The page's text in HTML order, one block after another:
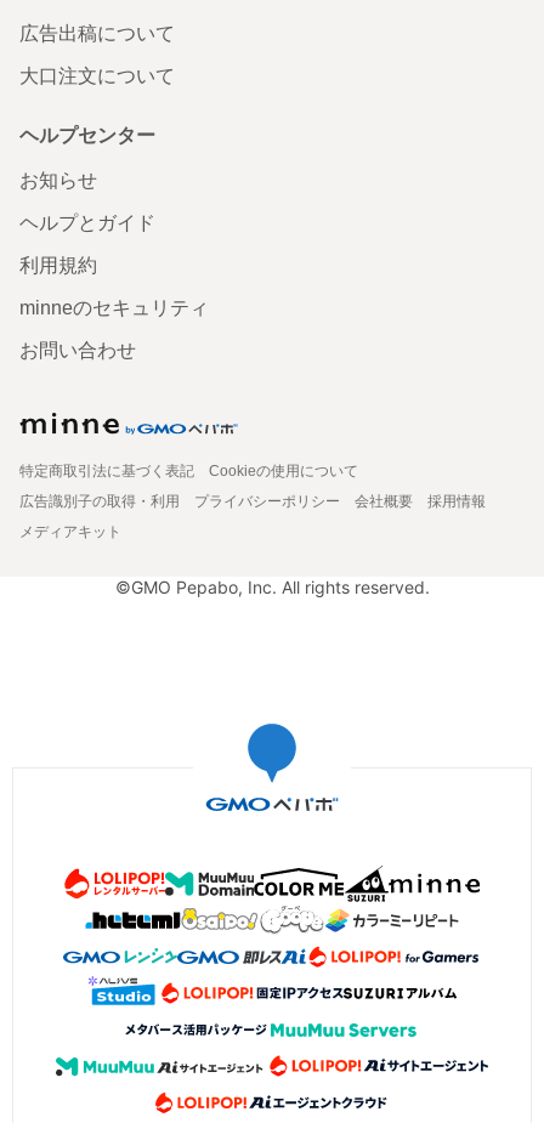
広告出稿について
大口注文について
ヘルプセンター
お知らせ
ヘルプとガイド
利用規約
minneのセキュリティ
お問い合わせ
特定商取引法に基づく表記
Cookieの使用について
広告識別子の取得・利用
プライバシーポリシー 会社概要
採用情報
メディアキット
©GMO Pepabo, Inc. All rights reserved.